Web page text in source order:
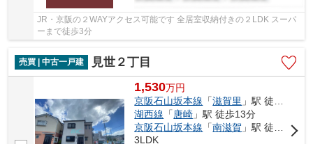
JR・京阪の２WAYアクセス可能です 全居室収納付きの２LDK スーパ
ーまで徒歩3分
売買 | 中古一戸建 見世２丁目
1,530万円
京阪石山坂本線 「滋賀里 」駅 徒歩3分
湖西線 「唐崎 」駅 徒歩13分
京阪石山坂本線 「南滋賀 」駅 徒歩12分
3LDK